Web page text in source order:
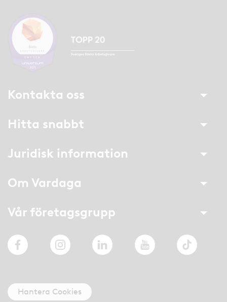
Kontakta oss
Hitta snabbt
Juridisk information
Om Vardaga
Vår företagsgrupp
FacebookInstagramLinkedIn YouTube TikTok
Hantera Cookies